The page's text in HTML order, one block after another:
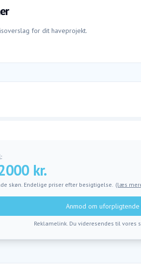
for dit haveprojekt.
kr.
skøn. Endelige priser efter besigtigelse. (læs
Anmod om
Reklamelink. Du videresendes til vores